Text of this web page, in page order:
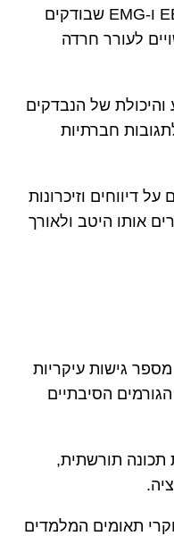
ו-EMG שבודקים
לעורר חרדה
והיכולת של הנבדקים
חברתיות
דיווחים וזיכרונות
אותו היטב ולאורך
גישות עיקריות
הסיבתיים
תכונה תורשתית,
תאומים המלמדים